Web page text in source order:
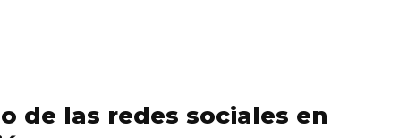
de las redes sociales en